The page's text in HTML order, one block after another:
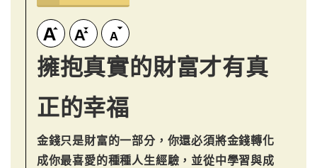
擁抱真實的財富才有真
正的幸福
金錢只是財富的一部分，你還必須將金錢轉化
成你最喜愛的種種人生經驗，並從中學習與成